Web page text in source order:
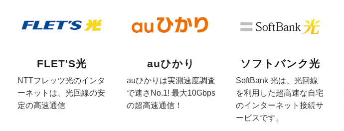
FLET'S光
NTTフレッツ光のインタ
ーネットは、光回線の安
定の高速通信
auひかり
auひかりは実測速度調査
で速さNo.1! 最大10Gbps
の超高速通信！
ソフトバンク光
SoftBank 光は、光回線
を利用した超高速な自宅
のインターネット接続サ
ービスです。